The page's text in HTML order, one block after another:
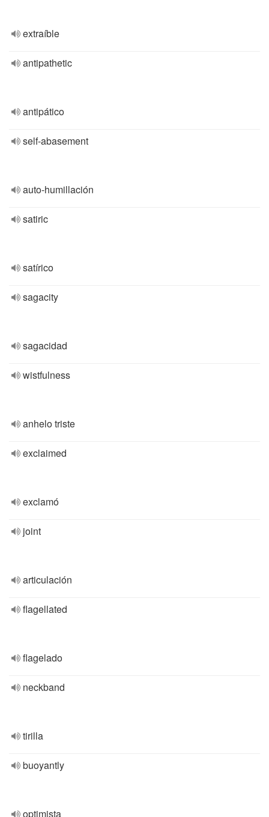
extraíble
antipathetic
antipático
self-abasement
auto-humillación
satiric
satírico
sagacity
sagacidad
wistfulness
anhelo triste
exclaimed
exclamó
joint
articulación
flagellated
flagelado
neckband
tirilla
buoyantly
optimista